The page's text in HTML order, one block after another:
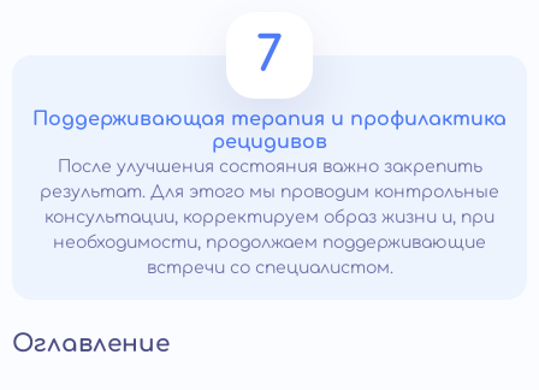
7
Поддерживающая терапия и профилактика
рецидивов
После улучшения состояния важно закрепить
результат. Для этого мы проводим контрольные
консультации, корректируем образ жизни и, при
необходимости, продолжаем поддерживающие
встречи со специалистом.
Оглавление